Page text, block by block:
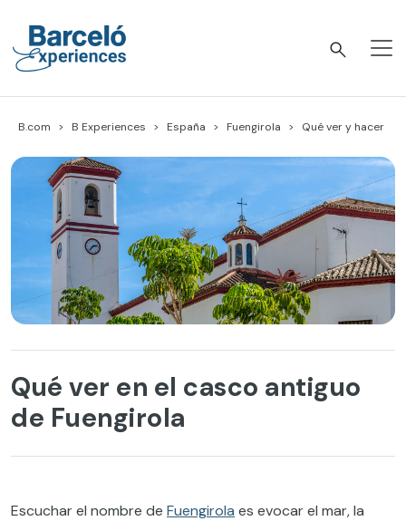
content
B.com B Experiences España Fuengirola Qué ver y hacer
Qué ver en el casco antiguo
de Fuengirola
Escuchar el nombre de Fuengirola es evocar el mar, la